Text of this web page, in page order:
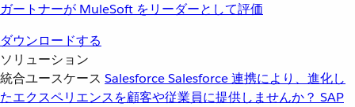
ガートナーが MuleSoft をリーダーとして評価
ダウンロードする
ソリューション
統合ユースケース SalesforceSalesforce 連携により、進化し
たエクスペリエンスを顧客や従業員に提供しませんか？ SAP